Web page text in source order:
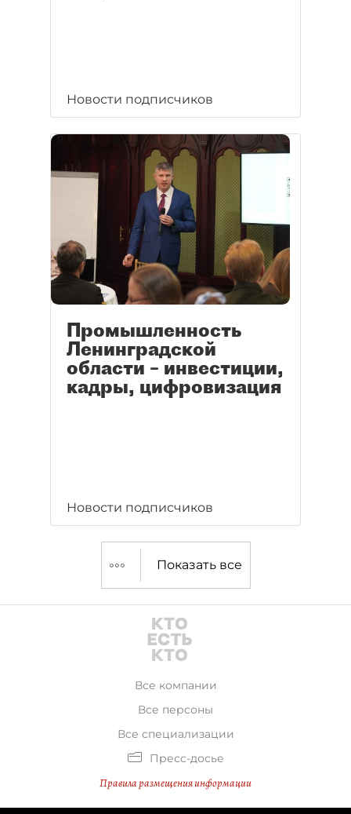
Новости подписчиков
Промышленность
Ленинградской
области – инвестиции,
кадры, цифровизация
Новости подписчиков
Показать все
Все компании
Все персоны
Все специализации
Пресс-досье
Правила размещения информации